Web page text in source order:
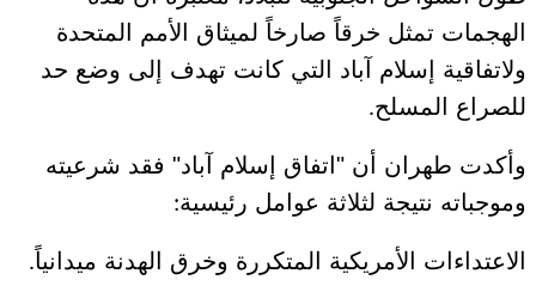
الهجمات تمثل خرقاً صارخاً لميثاق الأمم المتحدة
ولاتفاقية إسلام آباد التي كانت تهدف إلى وضع حد
للصراع المسلح.
وأكدت طهران أن "اتفاق إسلام آباد" فقد شرعيته
وموجباته نتيجة لثلاثة عوامل رئيسية:
الاعتداءات الأمريكية المتكررة وخرق الهدنة ميدانياً.